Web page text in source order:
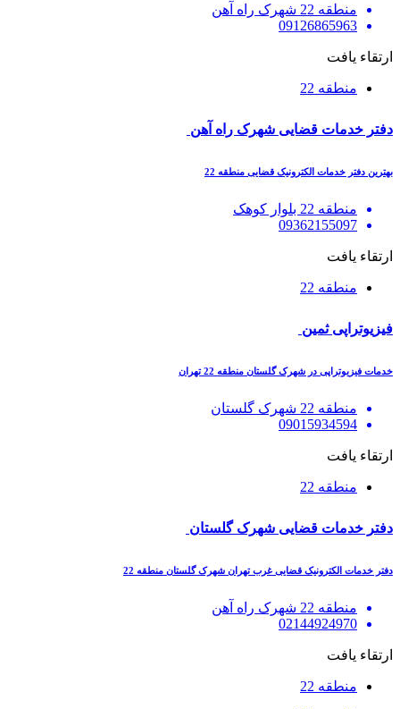
منطقه 22 شهرک راه آهن
09126865963
ارتقاء یافت
منطقه 22
دفتر خدمات قضایی شهرک راه آهن
بهترین دفتر خدمات الکترونیک قضایی منطقه 22
منطقه 22 بلوار کوهک
09362155097
ارتقاء یافت
منطقه 22
فیزیوتراپی ثمین
خدمات فیزیوتراپی در شهرک گلستان منطقه 22 تهران
منطقه 22 شهرک گلستان
09015934594
ارتقاء یافت
منطقه 22
دفتر خدمات قضایی شهرک گلستان
دفتر خدمات الکترونیک قضایی غرب تهران شهرک گلستان منطقه 22
منطقه 22 شهرک راه آهن
02144924970
ارتقاء یافت
منطقه 22